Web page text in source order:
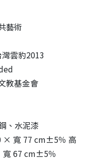
藝術
雲豹2013
教基金會
、水泥漆
× 寬 77 cm±5％ 高
67 cm±5％